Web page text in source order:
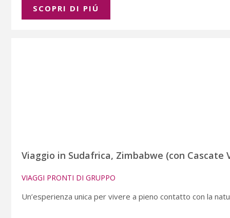
SCOPRI DI PIÚ
Viaggio in Sudafrica, Zimbabwe (con
VIAGGI PRONTI DI GRUPPO
Un’esperienza unica per vivere a pieno contatto con la